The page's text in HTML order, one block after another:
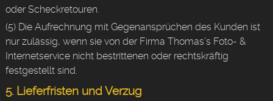
oder Scheckretouren.
(5) Die Aufrechnung mit Gegenansprüchen des Kunden ist
nur zulässig, wenn sie von der Firma Thomas’s Foto- &
Internetservice nicht bestrittenen oder rechtskräftig
festgestellt sind.
5. Lieferfristen und Verzug